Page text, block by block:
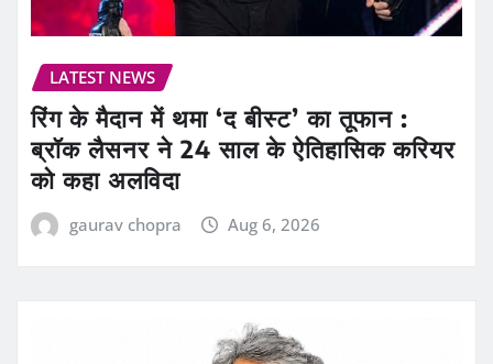
LATEST NEWS
रिंग के मैदान में थमा ‘द बीस्ट’ का तूफान :
ब्रॉक लैसनर ने 24 साल के ऐतिहासिक करियर
को कहा अलविदा
gaurav chopra Aug 6, 2026